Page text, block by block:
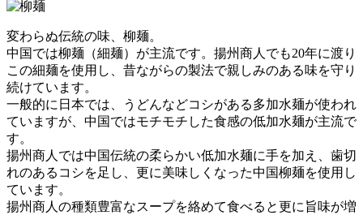
変わらぬ伝統の味、柳麺。
中国では柳麺（細麺）が主流です。揚州商人でも20年に渡り
この細麺を使用し、昔ながらの製法で親しみのある味を守り
続けています。
一般的に日本では、うどんなどコシがある多加水麺が使われ
ていますが、中国ではモチモチした食感の低加水麺が主流で
す。
揚州商人では中国伝統の柔らかい低加水麺に手を加え、歯切
れのあるコシを足し、更に美味しくなった中国柳麺を使用し
ています。
揚州商人の種類豊富なスープを絡めて食べると更に旨味が増